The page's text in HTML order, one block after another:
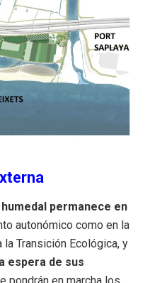
permanece en
autonómico como en la
Transición Ecológica, y
espera de sus